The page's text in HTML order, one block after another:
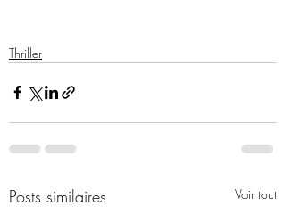
Thriller
Posts similaires Voir tout